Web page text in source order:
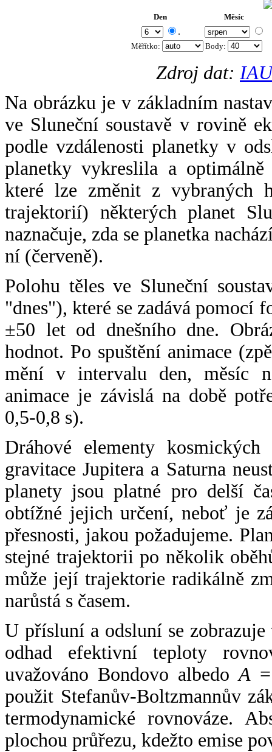
Den Měsíc
.
Měřítko: Body:
Zdroj dat:
Na obrázku je v základním
ve Sluneční soustavě v rovině
podle vzdálenosti planetky v
planetky vykreslila a
které lze změnit z vybraných
trajektorií) některých planet
naznačuje, zda se planetka
ní (červeně).
Polohu těles ve Sluneční
"dnes"), které se zadává pomocí
±50 let od dnešního dne.
hodnot. Po spuštění animace
mění v intervalu den, měsíc
animace je závislá na době
0,5-0,8 s).
Dráhové elementy
gravitace Jupitera a Saturna
planety jsou platné pro delší
obtížné jejich určení, neboť je
přesnosti, jakou požadujeme.
stejné trajektorii po několik
může její trajektorie radikálně
narůstá s časem.
U přísluní a odsluní se
odhad efektivní teploty
uvažováno Bondovo albedoA
použit Stefanův-Boltzmannův
termodynamické rovnováze.
plochou průřezu, kdežto emise